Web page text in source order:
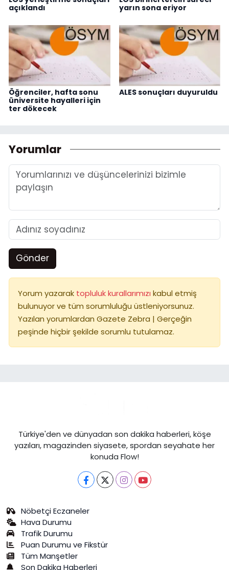
açıklandı
yarın sona eriyor
Öğrenciler, hafta sonu
üniversite hayalleri için
ter dökecek
ALES sonuçları duyuruldu
Yorumlar
Gönder
Yorum yazarak topluluk kurallarımızı kabul etmiş
bulunuyor ve tüm sorumluluğu üstleniyorsunuz.
Yazılan yorumlardan Gazete Zebra | Gerçeğin
peşinde hiçbir şekilde sorumlu tutulamaz.
Türkiye'den ve dünyadan son dakika haberleri, köşe
yazıları, magazinden siyasete, spordan seyahate her
konuda Flow!
Nöbetçi Eczaneler
Hava Durumu
Trafik Durumu
Puan Durumu ve Fikstür
Tüm Manşetler
Son Dakika Haberleri